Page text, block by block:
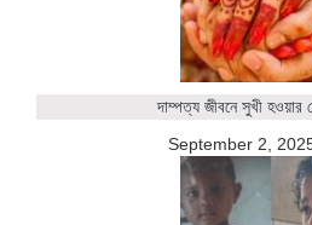
দাম্পত্য জীবনে সুখী হওয়ার
September 2,